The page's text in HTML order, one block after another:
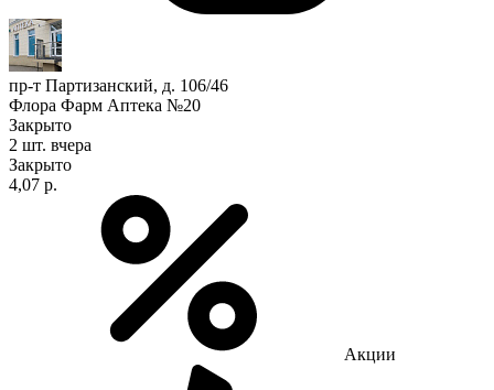
пр-т Партизанский, д. 106/46
Флора Фарм Аптека №20
Закрыто
2 шт. вчера
Закрыто
4,07 р.
Акции